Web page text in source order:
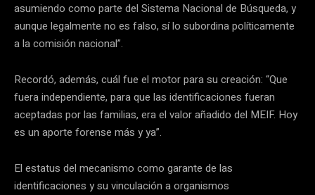
asumiendo como parte del Sistema Nacional de Búsqueda, y
aunque legalmente no es falso, sí lo subordina políticamente
a la comisión nacional”.
Recordó, además, cuál fue el motor para su creación: “Que
fuera independiente, para que las identificaciones fueran
aceptadas por las familias, era el valor añadido del MEIF. Hoy
es un aporte forense más y ya”.
El estatus del mecanismo como garante de las
identificaciones y su vinculación a organismos